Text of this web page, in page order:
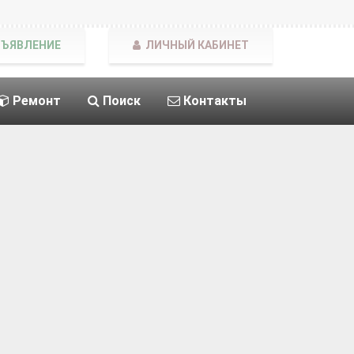
Ремонт Поиск Контакты
ЛИЧНЫЙ КАБИНЕТ